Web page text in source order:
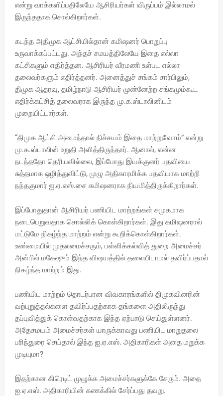
என்று வாக்களிப்பதிலேயே ஆசிரியர்கள் விருப்பம் இல்லாமல்
இருந்ததாக சொல்கிறார்கள்.
கடந்த அதிமுக ஆட்சியில்தான் கமிஷனர் பொறுப்பு
உருவாக்கப்பட்டது. அந்தச் சமயத்திலேயே இதை எல்லா
கட்சிகளும் எதிர்த்தன. ஆசிரியர் வீரமணி உள்பட எல்லா
தலைவர்களும் எதிர்த்தனர். அனைத்துச் சங்கம் சார்பிலும்,
திமுக ஆதரவு, தமிழ்நாடு ஆசிரியர் முன்னேற்ற சங்கமும்கூட
எதிர்க்கட்சித் தலைவராக இருந்த மு.க.ஸ்டாலினிடம்
முறையிட்டார்கள்.
“திமுக ஆட்சி அமைந்தால் நிச்சயம் இதை மாற்றுவோம்” என்று
மு.க.ஸ்டாலின் உறுதி அளித்திருந்தார். ஆனால், என்ன
நடந்ததோ தெரியவில்லை, இப்போது இயக்குனர் பதவியை
சுத்தமாக ஒழித்துவிட்டு, முழு அதிகாரமிக்க பதவியாக மாற்றி
நந்தகுமார் ஐ.ஏ.எஸ்.சை கமிஷனராக நியமித்திருக்கிறார்கள்.
இப்போதுதான் ஆசிரியர் பணியிட மாற்றங்கள் சுமுகமாக
நடைபெறுவதாக சொல்லிக் கொள்கிறார்கள். இது கமிஷனரால்
மட்டுமே நிகழ்ந்த மாற்றம் என்று கூறிக்கொள்கிறார்கள்.
உண்மையில் முதலமைச்சரும், பள்ளிக்கல்வித் துறை அமைச்சர்
அன்பில் மகேஷும் இந்த விஷயத்தில் தலையிடாமல் தவிர்ப்பதால்
நிகழ்ந்த மாற்றம் இது.
பணியிட மாற்றம் தொடர்பான விவகாரங்களில் திமுகவினரின்
வற்புறுத்தல்களை தவிர்ப்பதற்காக தங்களை அதிலிருந்து
தப்புவித்துக் கொள்வதற்காக இந்த ஏற்பாடு செய்துள்ளனர்.
அதேசமயம் அமைச்சர்கள் யாருக்காவது பணியிட மாறுதலை
பரிந்துரை செய்தால் இந்த ஐ.ஏ.எஸ். அதிகாரிகள் அதை மறுக்க
முடியுமா?
இதற்கான கிரெடிட் முழுக்க அமைச்சர்களுக்கே சேரும். அதை
ஐ.ஏ.எஸ். அதிகாரியின் கணக்கில் சேர்ப்பது தவறு.